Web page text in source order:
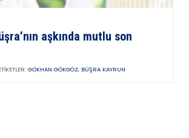
aşkında mutlu son
GÖKHAN GÖKGÖZ, BÜŞRA KAYRUN